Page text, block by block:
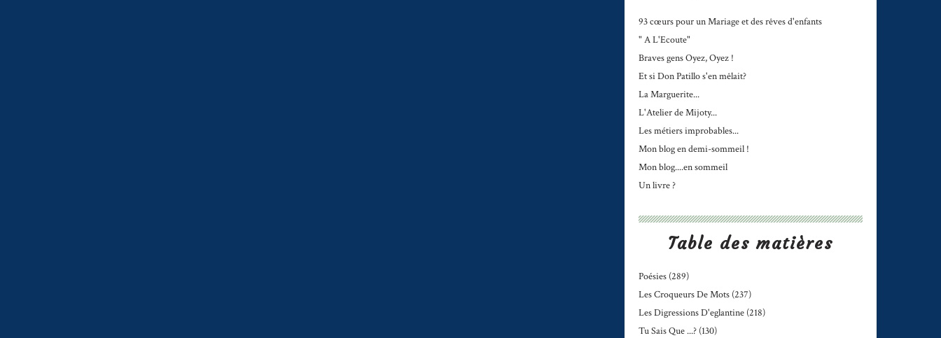
Table des matières
Poésies (289)
Les Croqueurs De Mots (237)
Les Digressions D'eglantine (218)
Tu Sais Que ...? (130)
93 cœurs pour un Mariage et des rêves d'enfants
" A L'Ecoute"
Braves gens Oyez, Oyez !
Et si Don Patillo s'en mêlait?
La Marguerite...
L'Atelier de Mijoty...
Les métiers improbables...
Mon blog en demi-sommeil !
Mon blog....en sommeil
Un livre ?